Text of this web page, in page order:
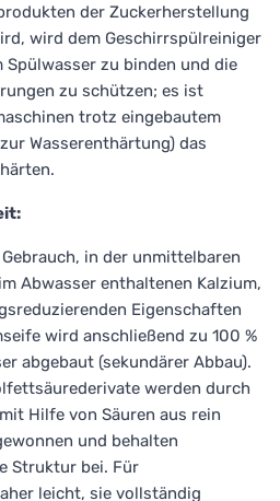
der Zuckerherstellung
wird dem Geschirrspülreiniger
zu binden und die
zu schützen; es ist
trotz eingebautem
Wasserenthärtung) das
in der unmittelbaren
Abwasser enthaltenen Kalzium,
Eigenschaften
wird anschließend zu 100 %
abgebaut (sekundärer Abbau).
werden durch
Hilfe von Säuren aus rein
und behalten
Struktur bei. Für
leicht, sie vollständig